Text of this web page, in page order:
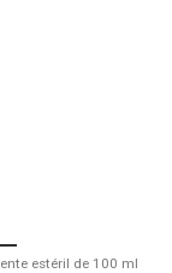
estéril de 100 ml